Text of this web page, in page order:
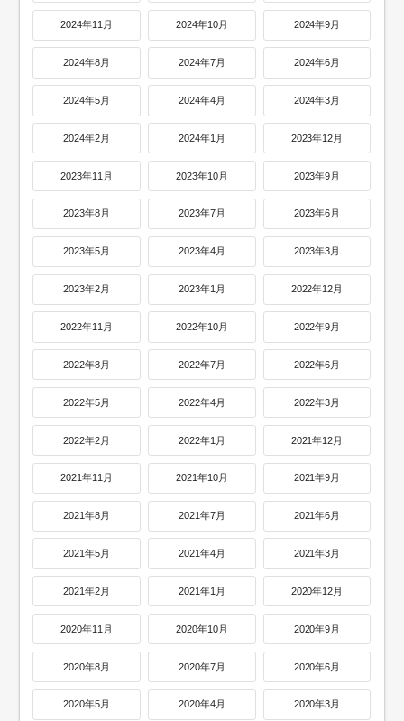
2024年11月 2024年10月 2024年9月
2024年8月 2024年7月 2024年6月
2024年5月 2024年4月 2024年3月
2024年2月 2024年1月 2023年12月
2023年11月 2023年10月 2023年9月
2023年8月 2023年7月 2023年6月
2023年5月 2023年4月 2023年3月
2023年2月 2023年1月 2022年12月
2022年11月 2022年10月 2022年9月
2022年8月 2022年7月 2022年6月
2022年5月 2022年4月 2022年3月
2022年2月 2022年1月 2021年12月
2021年11月 2021年10月 2021年9月
2021年8月 2021年7月 2021年6月
2021年5月 2021年4月 2021年3月
2021年2月 2021年1月 2020年12月
2020年11月 2020年10月 2020年9月
2020年8月 2020年7月 2020年6月
2020年5月 2020年4月 2020年3月